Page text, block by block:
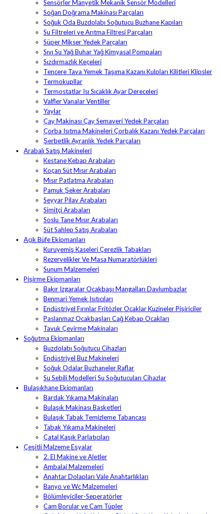
Sensörler Manyetik Mekanik Sensör Modelleri
Soğan Doğrama Makinası Parçaları
Soğuk Oda Buzdolabı Soğutucu Buzhane Kapıları
Su Filtreleri ve Arıtma Filtresi Parçaları
Süper Mikser Yedek Parçaları
Sıvı Su Yağ Buhar Yağ Kimyasal Pompaları
Sızdırmazlık Keçeleri
Tencere Tava Yemek Taşıma Kazanı Kulpları Kilitleri Klipsler
Termokupllar
Termostatlar Isı Sıcaklık Ayar Dereceleri
Valfler Vanalar Ventiller
Yaylar
Çay Makinası Çay Semaveri Yedek Parçaları
Çorba Isıtma Makineleri Çorbalık Kazanı Yedek Parçaları
Şerbetlik Ayranlık Yedek Parçaları
Arabalı Satış Makineleri
Kestane Kebap Arabaları
Koçan Süt Mısır Arabaları
Mısır Patlatma Arabaları
Pamuk Şeker Arabaları
Seyyar Pilav Arabaları
Simitçi Arabaları
Soslu Tane Mısır Arabaları
Süt Sahlep Satış Arabaları
Açık Büfe Ekipmanları
Kuruyemiş Kaseleri Çerezlik Tabakları
Rezervelikler Ve Masa Numaratörlükleri
Sunum Malzemeleri
Pişirme Ekipmanları
Bakır Izgaralar Ocakbaşı Mangalları Davlumbazlar
Benmari Yemek Isıtıcıları
Endüstriyel Fırınlar Fritözler Ocaklar Kuzineler Pişiriciler
Paslanmaz Ocakbaşları Cağ Kebap Ocakları
Tavuk Çevirme Makinaları
Soğutma Ekipmanları
Buzdolabı Soğutucu Cihazları
Endüstriyel Buz Makineleri
Soğuk Odalar Buzhaneler Raflar
Su Sebili Modelleri Su Soğutucuları Cihazlar
Bulaşıkhane Ekipmanları
Bardak Yıkama Makinaları
Bulaşık Makinası Basketleri
Bulaşık Tabak Temizleme Tabancası
Tabak Yıkama Makineleri
Çatal Kaşık Parlatıcıları
Çeşitli Malzeme Eşyalar
2. El Makine ve Aletler
Ambalaj Malzemeleri
Anahtar Dolapları Vale Anahtarlıkları
Banyo ve Wc Malzemeleri
Bölümleyiciler-Seperatörler
Cam Borular ve Cam Tüpler